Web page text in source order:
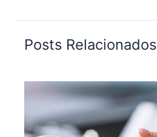
Posts Relacionados